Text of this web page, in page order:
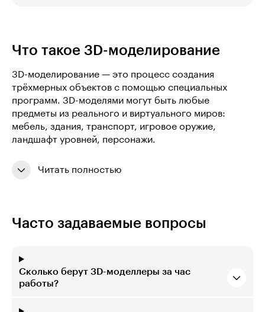
Что такое 3D-моделирование
3D-моделирование — это процесс создания
трёхмерных объектов с помощью специальных
программ. 3D-моделями могут быть любые
предметы из реального и виртуального миров:
мебель, здания, транспорт, игровое оружие,
ландшафт уровней, персонажи.
Читать полностью
Часто задаваемые вопросы
Сколько берут 3D-моделлеры за час
работы?